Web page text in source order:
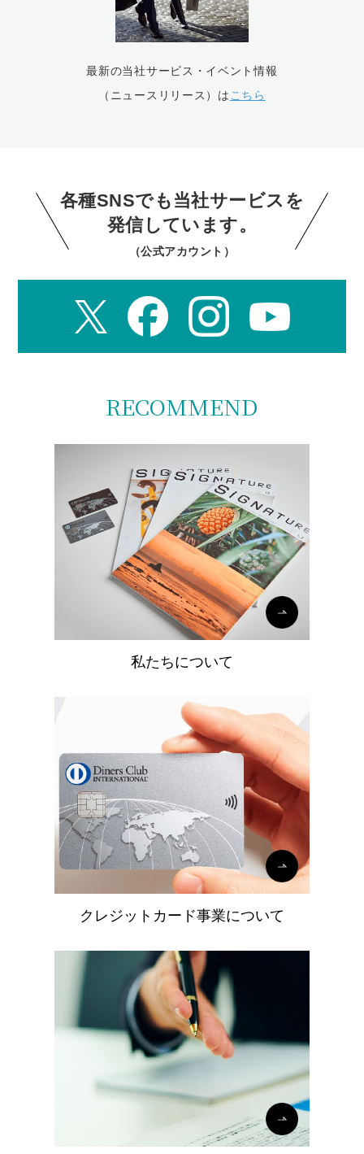
最新の当社サービス・イベント情報
（ニュースリリース）はこちら
各種SNSでも当社サービスを
発信しています。
（公式アカウント）
RECOMMEND
私たちについて
クレジットカード事業について